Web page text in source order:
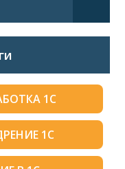
1С
1С